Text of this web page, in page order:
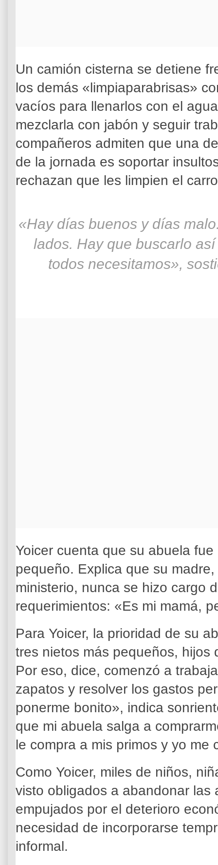
Un camión cisterna se detiene
los demás «limpiaparabrisas»
vacíos para llenarlos con el
mezclarla con jabón y seguir
compañeros admiten que una
de la jornada es soportar
rechazan que les limpien el
«Hay días buenos y días
lados. Hay que buscarlo
todos necesitamos»,
Yoicer cuenta que su abuela
pequeño. Explica que su
ministerio, nunca se hizo cargo
requerimientos: «Es mi mamá,
Para Yoicer, la prioridad de su
tres nietos más pequeños, hijos
Por eso, dice, comenzó a
zapatos y resolver los gastos
ponerme bonito», indica
que mi abuela salga a
le compra a mis primos y yo me
Como Yoicer, miles de niños,
visto obligados a abandonar las
empujados por el deterioro
necesidad de incorporarse
informal.